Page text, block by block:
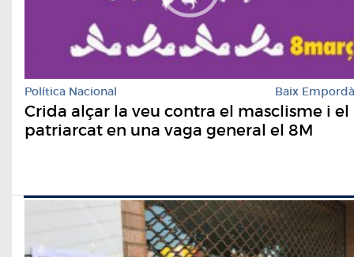
Política Nacional Baix Empordà
Crida alçar la veu contra el masclisme i el
patriarcat en una vaga general el 8M